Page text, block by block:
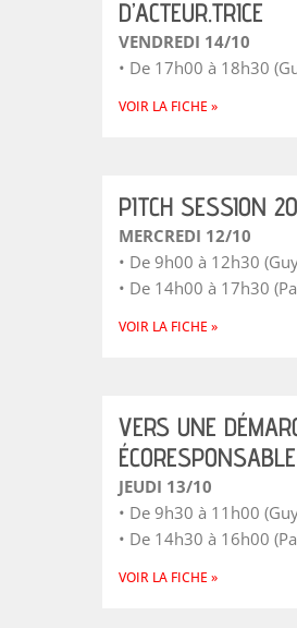
D’ACTEUR.TRICE
VENDREDI 14/10
• De 17h00 à 18h30
VOIR LA FICHE »
PITCH SESSION
MERCREDI 12/10
• De 9h00 à 12h30
• De 14h00 à 17h30
VOIR LA FICHE »
VERS UNE
ÉCORESPONSABLE
JEUDI 13/10
• De 9h30 à 11h00
• De 14h30 à 16h00
VOIR LA FICHE »